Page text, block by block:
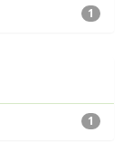
1
1